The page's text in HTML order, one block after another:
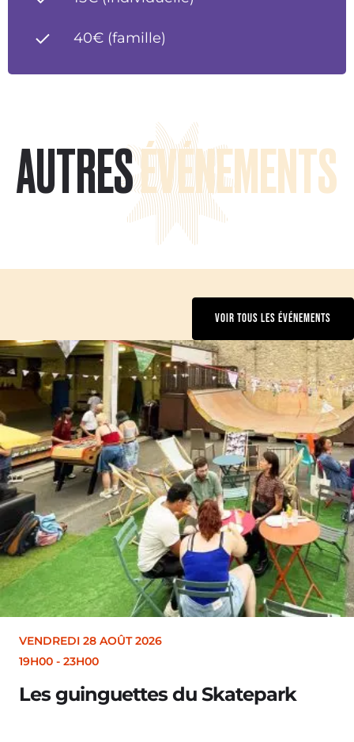
40€ (famille)
AUTRESÉVÉNEMENTS
VOIR TOUS LES ÉVÉNEMENTS
Merle [Un dernier